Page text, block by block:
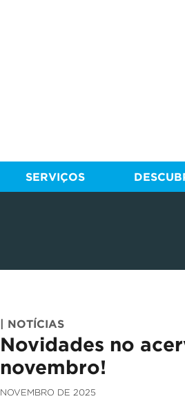
SERVIÇOS
| NOTÍCIAS
Novidades no
novembro!
NOVEMBRO DE 2025